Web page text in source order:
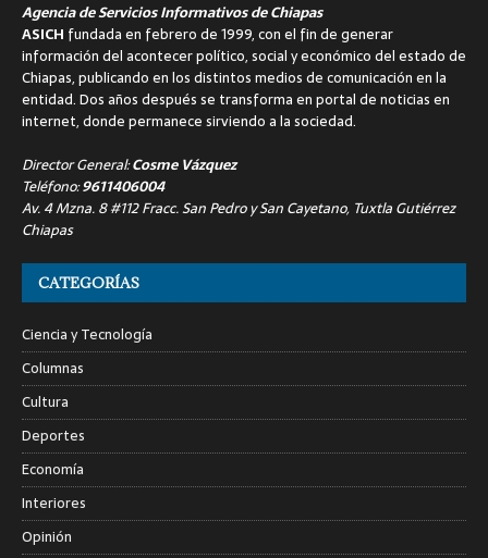
Agencia de Servicios Informativos de Chiapas
ASICH fundada en febrero de 1999, con el fin de generar
información del acontecer político, social y económico del estado de
Chiapas, publicando en los distintos medios de comunicación en la
entidad. Dos años después se transforma en portal de noticias en
internet, donde permanece sirviendo a la sociedad.
Director General:Cosme Vázquez
Teléfono:9611406004
Av. 4 Mzna. 8 #112 Fracc. San Pedro y San Cayetano, Tuxtla Gutiérrez
Chiapas
CATEGORÍAS
Ciencia y Tecnología
Columnas
Cultura
Deportes
Economía
Interiores
Opinión